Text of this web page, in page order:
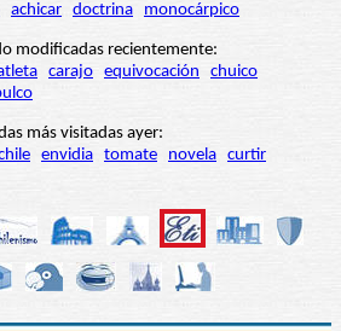
achicar doctrina monocárpico
modificadas recientemente:
carajo equivocación
chuico
más visitadas ayer:
envidia tomate novela curtir